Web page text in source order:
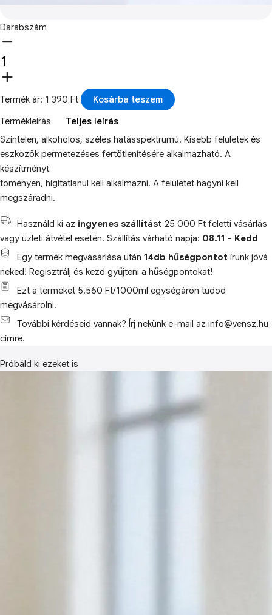
Darabszám
Termék ár: 1 390 Ft
Kosárba teszem
Termékleírás
Teljes leírás
Színtelen, alkoholos, széles hatásspektrumú. Kisebb felületek és
eszközök permetezéses fertőtlenítésére alkalmazható. A
készítményt
töményen, hígítatlanul kell alkalmazni. A felületet hagyni kell
megszáradni.
Használd ki az ingyenes szállítást 25 000 Ft feletti vásárlás
vagy üzleti átvétel esetén. Szállítás várható napja: 08.11 - Kedd
Egy termék megvásárlása után 14db hűségpontot írunk jóvá
neked! Regisztrálj és kezd gyűjteni a hűségpontokat!
Ezt a terméket 5.560 Ft/1000ml egységáron tudod
megvásárolni.
További kérdéseid vannak? Írj nekünk e-mail az info@vensz.hu
címre.
Próbáld ki ezeket is